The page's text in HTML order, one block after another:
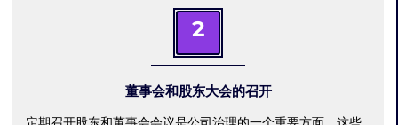
2
董事会和股东大会的召开